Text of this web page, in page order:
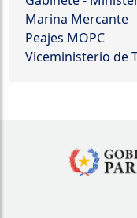
Marina Mercante
Peajes MOPC
Viceministerio de